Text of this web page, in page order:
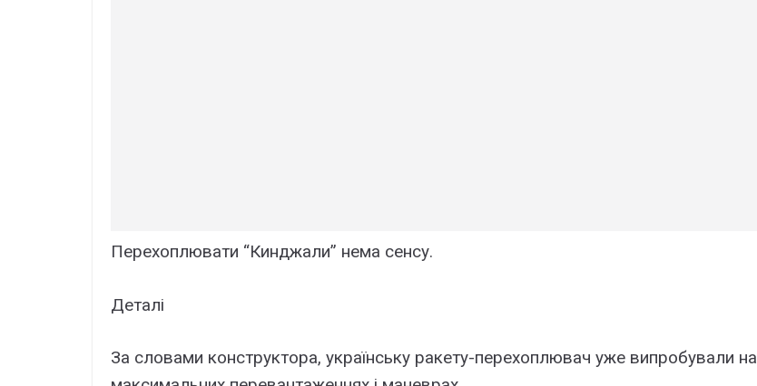
Пеpехоплювати “Кинджaли” нема сeнсу.
Деталі
За словами конструктора, українську ракету-перехоплювач уже випробували на